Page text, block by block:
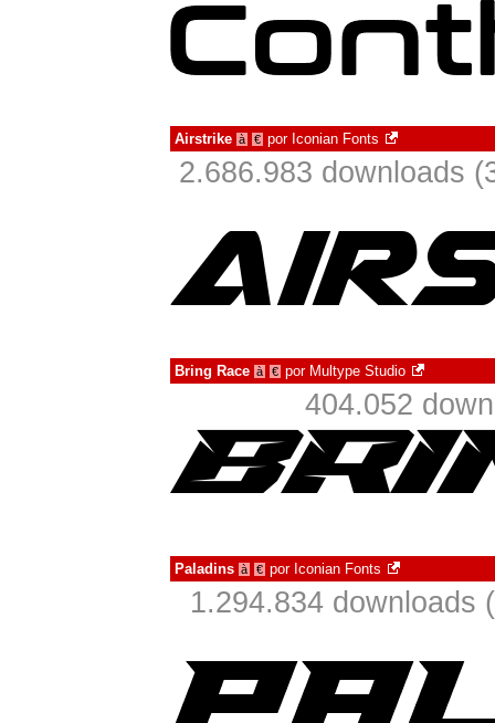
Airstrike à € por Iconian Fonts
2.686.983 downloads
Bring Race à € por Multype Studio
404.052
Paladins à € por Iconian Fonts
1.294.834 downloads